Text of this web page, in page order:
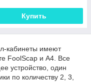
Купить
кабинеты имеют
FoolScap и А4. Все
устройство, один
по количеству 2, 3,